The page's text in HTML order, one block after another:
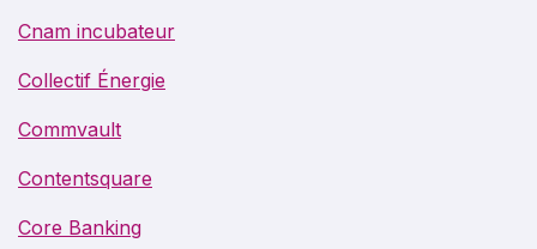
Cnam incubateur
Collectif Énergie
Commvault
Contentsquare
Core Banking